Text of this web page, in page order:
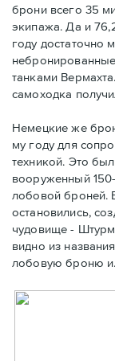
брони всего 35
экипажа. Да и
году достаточно
танками
самоходка
Немецкие же
му году для
техникой. Это
вооруженный
лобовой броней.
остановились,
чудовище -
видно из
лобовую броню